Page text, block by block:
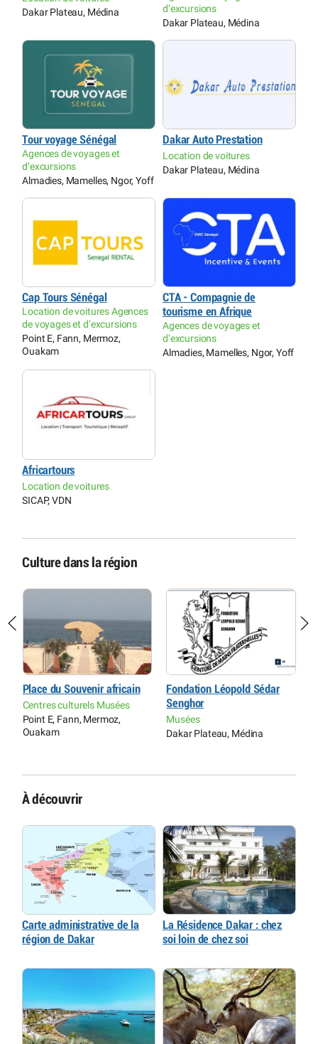
Dakar Plateau, Médina
d’excursions
Dakar Plateau, Médina
Tour voyage Sénégal
Agences de voyages et
d’excursions
Almadies, Mamelles, Ngor, Yoff
Dakar Auto Prestation
Location de voitures
Dakar Plateau, Médina
Cap Tours Sénégal
Location de voitures Agences
de voyages et d’excursions
Point E, Fann, Mermoz,
Ouakam
CTA - Compagnie de
tourisme en Afrique
Agences de voyages et
d’excursions
Almadies, Mamelles, Ngor, Yoff
Africartours
Location de voitures
SICAP, VDN
Culture dans la région
Place du Souvenir africain
Centres culturels Musées
Point E, Fann, Mermoz,
Ouakam
Fondation Léopold Sédar
Senghor
Musées
Dakar Plateau, Médina
À découvrir
Carte administrative de la
région de Dakar
La Résidence Dakar : chez
soi loin de chez soi